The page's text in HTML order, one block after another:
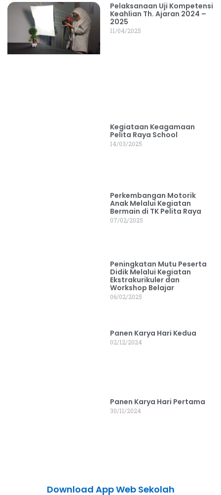
Pelaksanaan Uji Kompetensi
Keahlian Th. Ajaran 2024 –
2025
11/04/2025
Kegiataan Keagamaan
Pelita Raya School
14/03/2025
Perkembangan Motorik
Anak Melalui Kegiatan
Bermain di TK Pelita Raya
07/02/2025
Peningkatan Mutu Peserta
Didik Melalui Kegiatan
Ekstrakurikuler dan
Workshop Belajar
06/02/2025
Panen Karya Hari Kedua
02/12/2024
Panen Karya Hari Pertama
30/11/2024
Download App Web Sekolah